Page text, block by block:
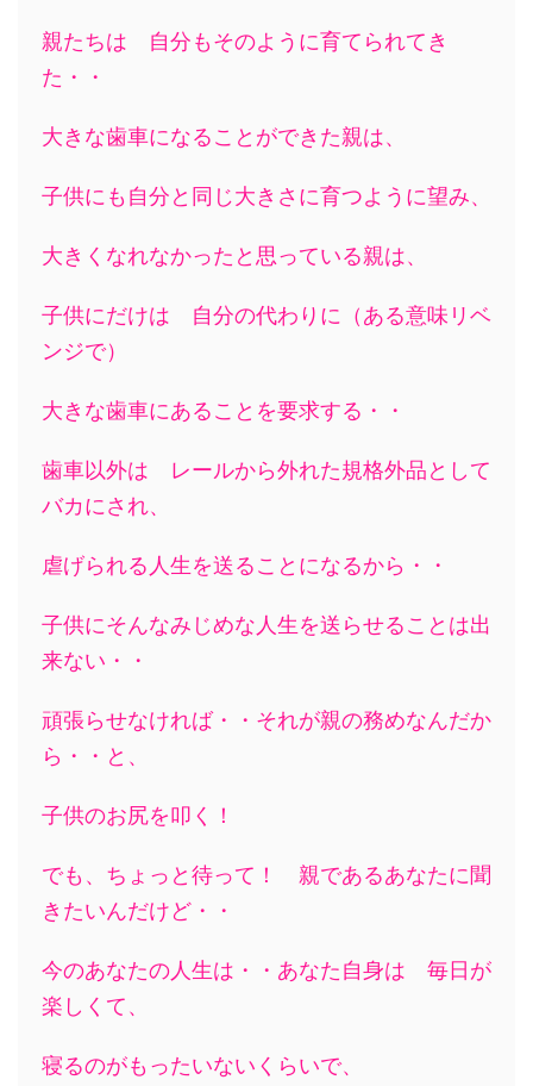
親たちは 自分もそのように育てられてき
た・・
大きな歯車になることができた親は、
子供にも自分と同じ大きさに育つように望み、
大きくなれなかったと思っている親は、
子供にだけは 自分の代わりに（ある意味リベ
ンジで）
大きな歯車にあることを要求する・・
歯車以外は レールから外れた規格外品として
バカにされ、
虐げられる人生を送ることになるから・・
子供にそんなみじめな人生を送らせることは出
来ない・・
頑張らせなければ・・それが親の務めなんだか
ら・・と、
子供のお尻を叩く！
でも、ちょっと待って！ 親であるあなたに聞
きたいんだけど・・
今のあなたの人生は・・あなた自身は 毎日が
楽しくて、
寝るのがもったいないくらいで、